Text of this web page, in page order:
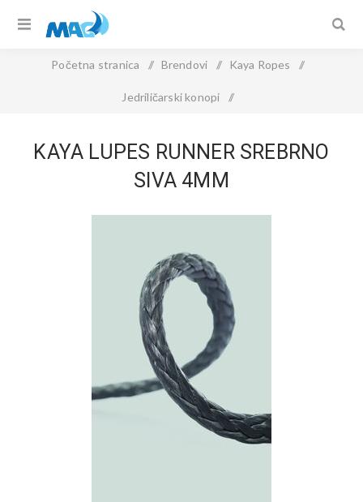
Početna stranica / Brendovi / Kaya Ropes /
Jedriličarski konopi /
KAYA LUPES RUNNER SREBRNO
SIVA 4MM